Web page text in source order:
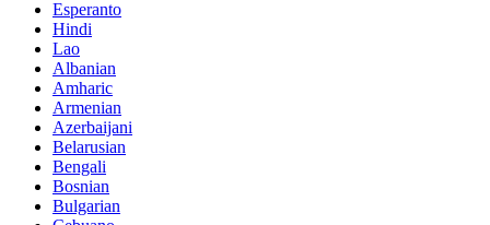
Esperanto
Hindi
Lao
Albanian
Amharic
Armenian
Azerbaijani
Belarusian
Bengali
Bosnian
Bulgarian